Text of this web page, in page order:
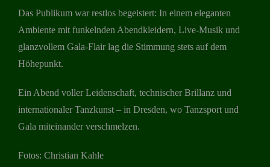
Das Publi­kum war rest­los begeis­tert: In einem ele­gan­ten
Ambi­ente mit fun­keln­den Abend­klei­dern, Live-Musik und
glanz­vol­lem Gala-Flair lag die Stim­mung stets auf dem
Höhepunkt.
Ein Abend vol­ler Lei­den­schaft, tech­ni­scher Bril­lanz und
inter­na­tio­na­ler Tanz­kunst – in Dres­den, wo Tanz­sport und
Gala mit­ein­an­der verschmelzen.
Fotos: Chris­tian Kahle